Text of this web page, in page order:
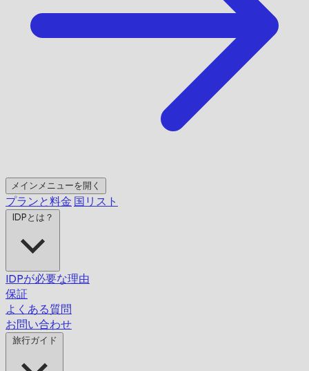
メインメニューを開く
プランと料金 国リスト
IDPとは？
IDPが必要な理由
保証
よくある質問
お問い合わせ
旅行ガイド